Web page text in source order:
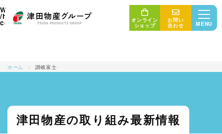
三位一体の取り組み
最新情報
オンライン
ショップ
お問い
合わせ MENU
Warning : Undefined array key "tag" in
/home/union006/ricefriend.com/public_html/wp/wp-
content/themes/uniontheme/archive.phpon line5
ホーム > 讃岐富士
津田物産の取り組み最新情報